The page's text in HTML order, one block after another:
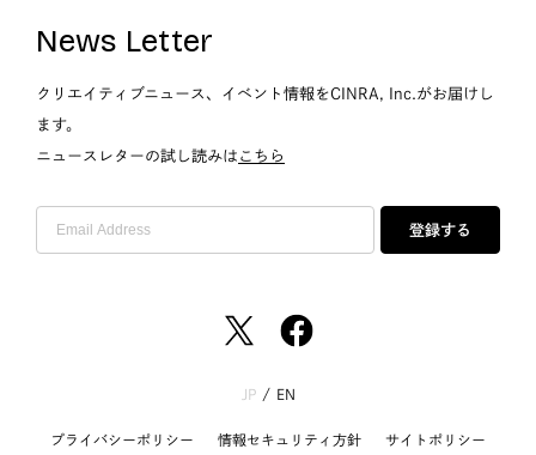
News Letter
クリエイティブニュース、イベント情報をCINRA, Inc.がお届けし
ます。
ニュースレターの試し読みは こちら
登録する
JP/ EN
プライバシーポリシー 情報セキュリティ方針 サイトポリシー